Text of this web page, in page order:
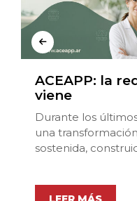
ACEAPP: la
viene
Durante los
una
sostenida,